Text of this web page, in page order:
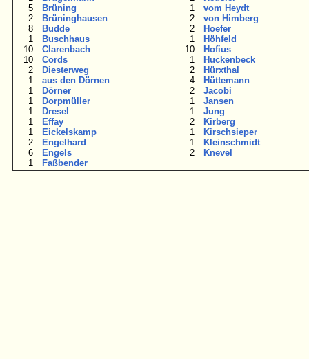
5
Brüning
2
Brüninghausen
8
Budde
1
Buschhaus
10
Clarenbach
10
Cords
2
Diesterweg
1
aus den Dörnen
1
Dörner
1
Dorpmüller
1
Dresel
1
Effay
1
Eickelskamp
2
Engelhard
6
Engels
1
Faßbender
1
vom Heydt
2
von Himberg
2
Hoefer
1
Höhfeld
10
Hofius
1
Huckenbeck
2
Hürxthal
4
Hüttemann
2
Jacobi
1
Jansen
1
Jung
2
Kirberg
1
Kirschsieper
1
Kleinschmidt
2
Knevel